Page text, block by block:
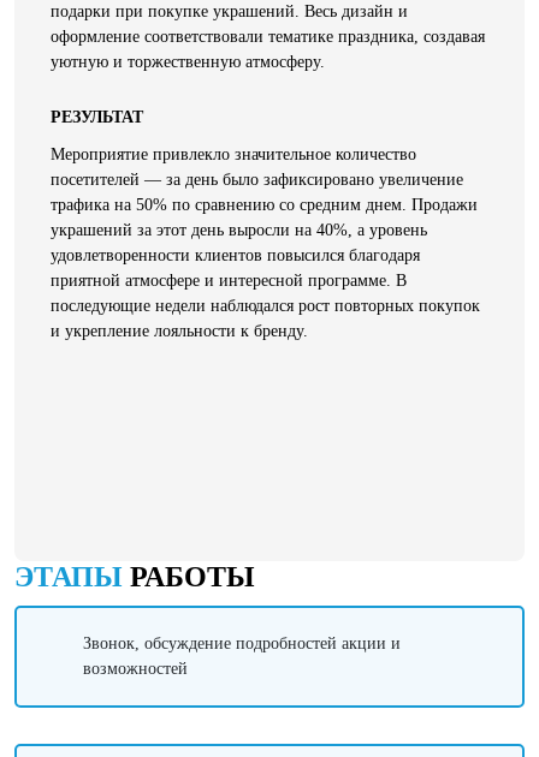
подарки при покупке украшений. Весь дизайн и
оформление соответствовали тематике праздника, создавая
уютную и торжественную атмосферу.
РЕЗУЛЬТАТ
Мероприятие привлекло значительное количество
посетителей — за день было зафиксировано увеличение
трафика на 50% по сравнению со средним днем. Продажи
украшений за этот день выросли на 40%, а уровень
удовлетворенности клиентов повысился благодаря
приятной атмосфере и интересной программе. В
последующие недели наблюдался рост повторных покупок
и укрепление лояльности к бренду.
ЭТАПЫ РАБОТЫ
Звонок, обсуждение подробностей акции и
возможностей